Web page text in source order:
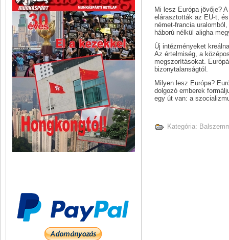
Mi lesz Európa jövője?
elárasztották az EU-t,
német-francia
háború nélkül aligha
Új intézményeket
Az értelmiség, a
megszorításokat.
bizonytalanságtól.
Milyen lesz Európa?
dolgozó emberek
egy út van: a
Kategória: